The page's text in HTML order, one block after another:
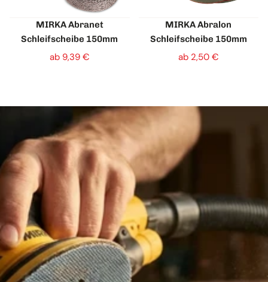
MIRKA Abranet
Schleifscheibe 150mm
ab 9,39 €
MIRKA Abralon
Schleifscheibe 150mm
ab 2,50 €